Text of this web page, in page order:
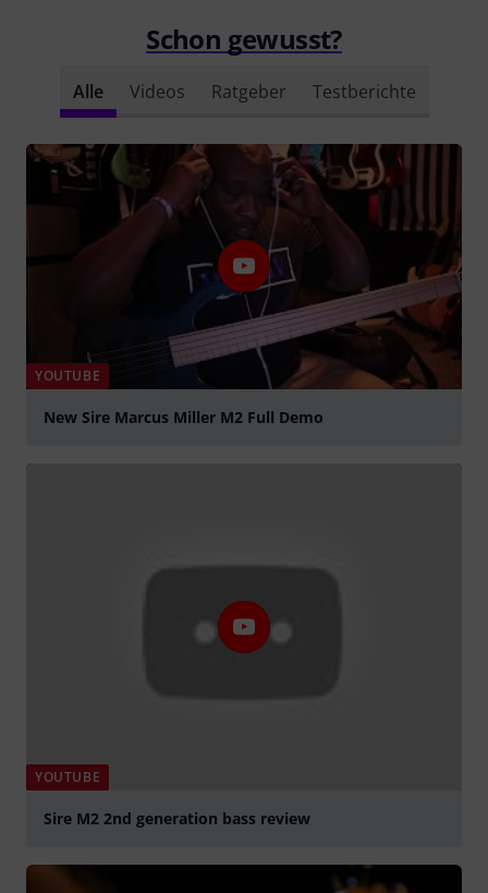
Schon gewusst?
Alle Videos Ratgeber Testberichte
YOUTUBE
New Sire Marcus Miller M2 Full Demo
YOUTUBE
Sire M2 2nd generation bass review